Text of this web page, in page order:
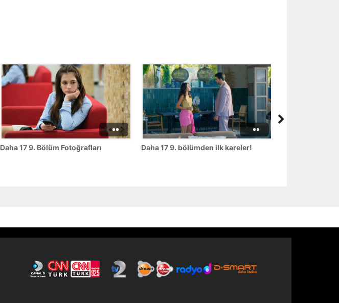
Daha 17 9. Bölüm Fotoğrafları Daha 17 9. bölümden ilk kareler!